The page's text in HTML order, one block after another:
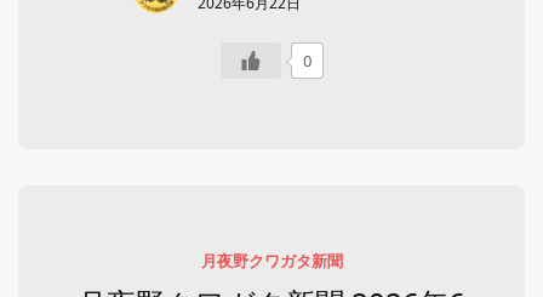
0
月夜野クワガタ新聞